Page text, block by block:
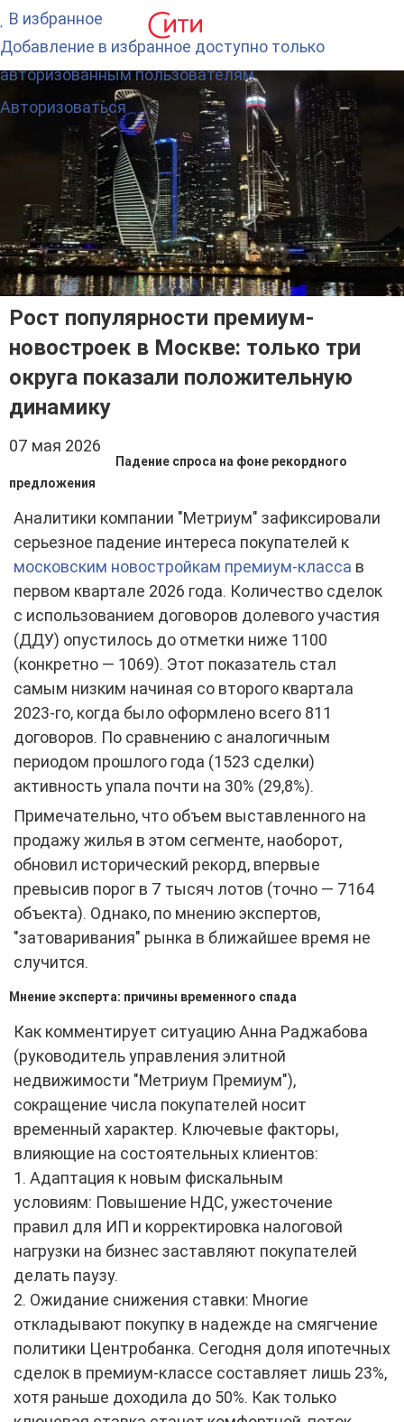
Рост популярности премиум-
новостроек в Москве: только три
округа показали положительную
динамику
07 мая 2026
Падение спроса на фоне рекордного
предложения
Аналитики компании "Метриум" зафиксировали
серьезное падение интереса покупателей к
московским новостройкам премиум-класса в
первом квартале 2026 года. Количество сделок
с использованием договоров долевого участия
(ДДУ) опустилось до отметки ниже 1100
(конкретно — 1069). Этот показатель стал
самым низким начиная со второго квартала
2023-го, когда было оформлено всего 811
договоров. По сравнению с аналогичным
периодом прошлого года (1523 сделки)
активность упала почти на 30% (29,8%).
Примечательно, что объем выставленного на
продажу жилья в этом сегменте, наоборот,
обновил исторический рекорд, впервые
превысив порог в 7 тысяч лотов (точно — 7164
объекта). Однако, по мнению экспертов,
"затоваривания" рынка в ближайшее время не
случится.
Мнение эксперта: причины временного спада
Как комментирует ситуацию Анна Раджабова
(руководитель управления элитной
недвижимости "Метриум Премиум"),
сокращение числа покупателей носит
временный характер. Ключевые факторы,
влияющие на состоятельных клиентов:
1. Адаптация к новым фискальным
условиям: Повышение НДС, ужесточение
правил для ИП и корректировка налоговой
нагрузки на бизнес заставляют покупателей
делать паузу.
2. Ожидание снижения ставки: Многие
откладывают покупку в надежде на смягчение
политики Центробанка. Сегодня доля ипотечных
сделок в премиум-классе составляет лишь 23%,
хотя раньше доходила до 50%. Как только
В избранное
Добавление в избранное доступно только
авторизованным пользователям.
Авторизоваться